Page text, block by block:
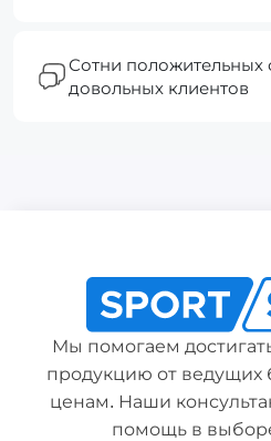
Сотни положительных
довольных клиентов
Мы помогаем
продукцию от ведущих
ценам. Наши
помощь в